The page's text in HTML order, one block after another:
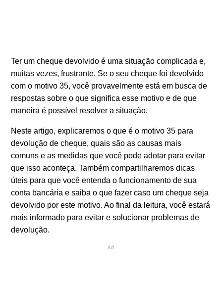
Ter um cheque devolvido é uma situação complicada e,
muitas vezes, frustrante. Se o seu cheque foi devolvido
com o motivo 35, você provavelmente está em busca de
respostas sobre o que significa esse motivo e de que
maneira é possível resolver a situação.
Neste artigo, explicaremos o que é o motivo 35 para
devolução de cheque, quais são as causas mais
comuns e as medidas que você pode adotar para evitar
que isso aconteça. Também compartilharemos dicas
úteis para que você entenda o funcionamento de sua
conta bancária e saiba o que fazer caso um cheque seja
devolvido por este motivo. Ao final da leitura, você estará
mais informado para evitar e solucionar problemas de
devolução.
Ad